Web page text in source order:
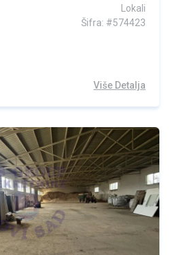
Lokali
Šifra: #574423
Više Detalja